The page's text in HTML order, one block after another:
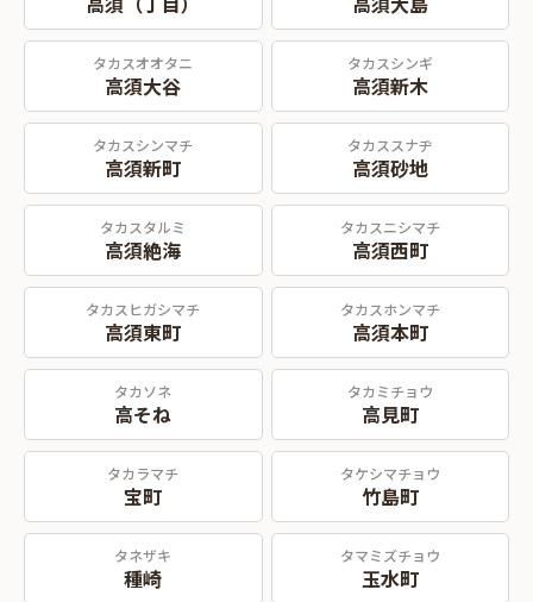
タカスオオタニ
高須大谷
タカスシンギ
高須新木
タカスシンマチ
高須新町
タカススナヂ
高須砂地
タカスタルミ
高須絶海
タカスニシマチ
高須西町
タカスヒガシマチ
高須東町
タカスホンマチ
高須本町
タカソネ
高そね
タカミチョウ
高見町
タカラマチ
宝町
タケシマチョウ
竹島町
タネザキ
種崎
タマミズチョウ
玉水町